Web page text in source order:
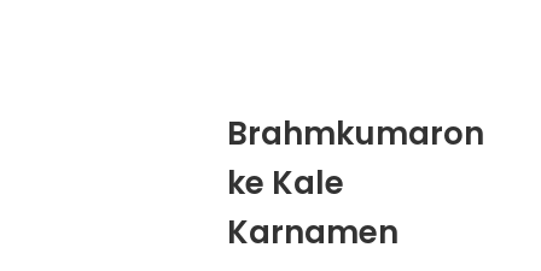
Brahmkumaron
ke Kale
Karnamen